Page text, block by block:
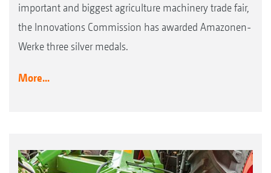
important and biggest agriculture machinery trade fair,
the Innovations Commission has awarded Amazonen-
Werke three silver medals.
More...